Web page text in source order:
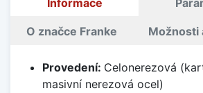
Informace
O značce Franke Možnosti
Provedení: Celonerezová
masivní nerezová ocel)